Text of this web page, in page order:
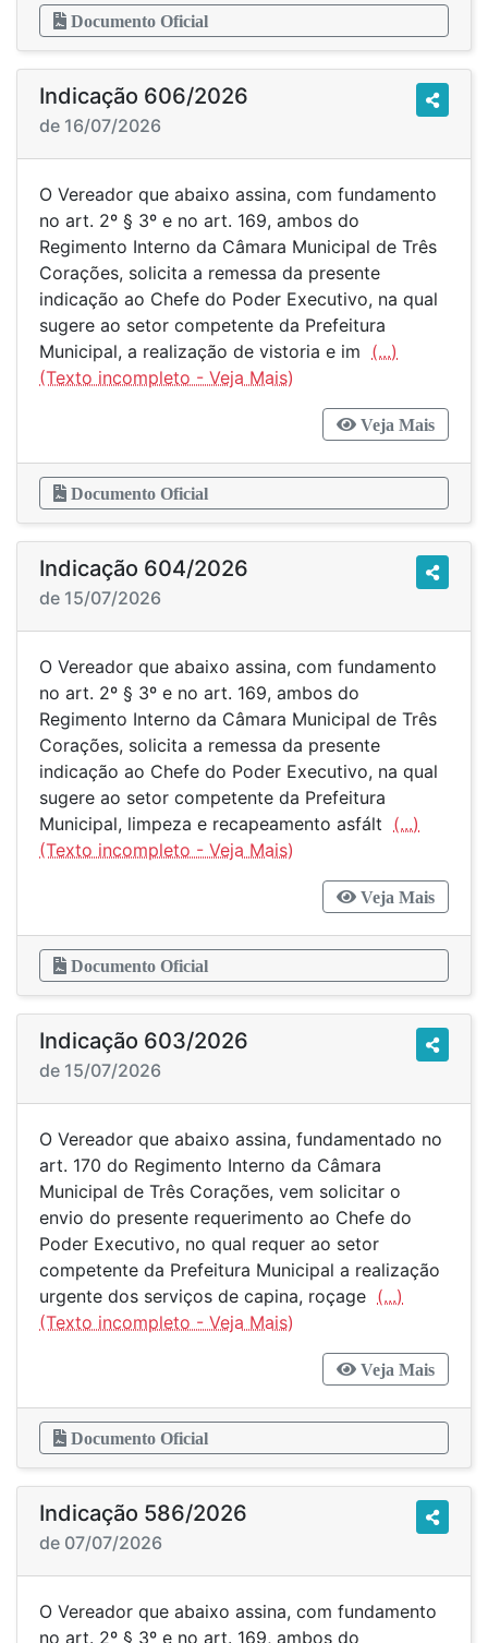
Documento Oficial
Indicação 606/2026
de 16/07/2026
O Vereador que abaixo assina, com fundamento
no art. 2º § 3º e no art. 169, ambos do
Regimento Interno da Câmara Municipal de Três
Corações, solicita a remessa da presente
indicação ao Chefe do Poder Executivo, na qual
sugere ao setor competente da Prefeitura
Municipal, a realização de vistoria e im (...)
Veja Mais
Documento Oficial
Indicação 604/2026
de 15/07/2026
O Vereador que abaixo assina, com fundamento
no art. 2º § 3º e no art. 169, ambos do
Regimento Interno da Câmara Municipal de Três
Corações, solicita a remessa da presente
indicação ao Chefe do Poder Executivo, na qual
sugere ao setor competente da Prefeitura
Municipal, limpeza e recapeamento asfált (...)
Veja Mais
Documento Oficial
Indicação 603/2026
de 15/07/2026
O Vereador que abaixo assina, fundamentado no
art. 170 do Regimento Interno da Câmara
Municipal de Três Corações, vem solicitar o
envio do presente requerimento ao Chefe do
Poder Executivo, no qual requer ao setor
competente da Prefeitura Municipal a realização
urgente dos serviços de capina, roçage (...)
Veja Mais
Documento Oficial
Indicação 586/2026
de 07/07/2026
O Vereador que abaixo assina, com fundamento
no art. 2º § 3º e no art. 169, ambos do